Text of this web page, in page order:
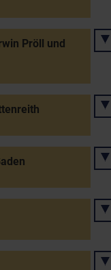
Pröll und